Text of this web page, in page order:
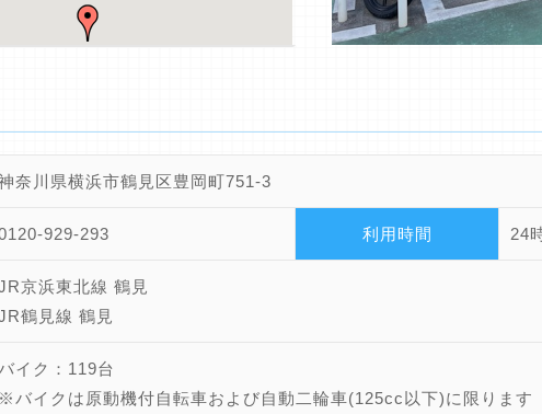
奈川県横浜市鶴見区豊岡町751-3
929-293 利用時間 24
京浜東北線 鶴見
鶴見線 鶴見
イク：119台
※バイクは原動機付自転車および自動二輪車(125cc以下)に限ります